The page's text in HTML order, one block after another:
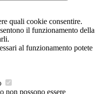
quali cookie consentire.
il funzionamento della
al funzionamento potete
non possono essere